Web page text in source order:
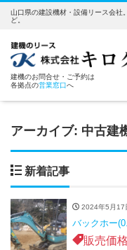
山口県の建設機材・設備リース会社
ど。
建機のお問合せ・ご予約は
各拠点の営業窓口へ
アーカイブ: 中古建
新着記事
2024年5月17
バックホー
販売価